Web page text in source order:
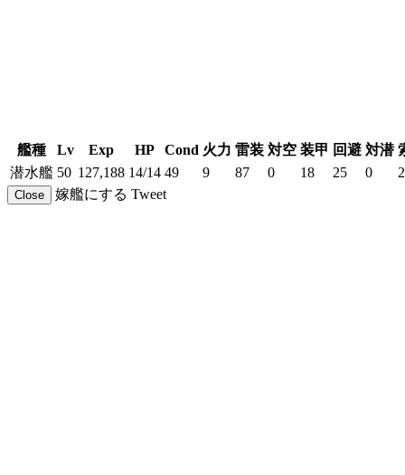
艦種 Lv Exp HP Cond 火力 雷装 対空 装甲 回避 対潜
潜水艦 50 127,188 14/14 49 9 87 0 18 25 0
Close 嫁艦にする Tweet